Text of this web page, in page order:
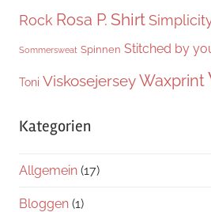
Rock Rosa P. Shirt
Sommersweat Spinnen Stitched by
Toni ViskosejerseyWaxprint
Kategorien
Allgemein (17)
Bloggen (1)